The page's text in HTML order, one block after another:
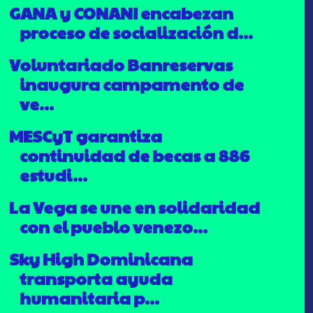
GANA y CONANI encabezan
proceso de socialización d...
Voluntariado Banreservas
inaugura campamento de
ve...
MESCyT garantiza
continuidad de becas a 886
estudi...
La Vega se une en solidaridad
con el pueblo venezo...
Sky High Dominicana
transporta ayuda
humanitaria p...